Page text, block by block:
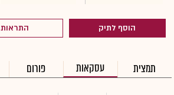
הוסף לתיק התראות
תמצית עסקאות פורום